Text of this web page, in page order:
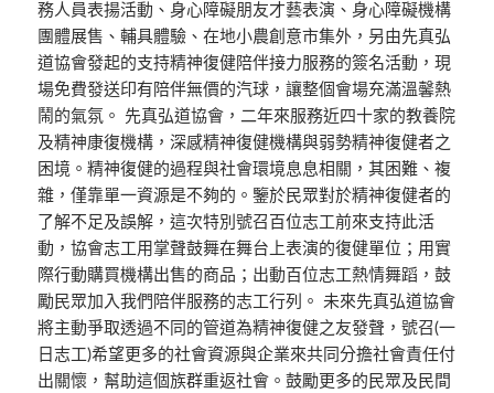
務人員表揚活動、身心障礙朋友才藝表演、身心障礙機構
團體展售、輔具體驗、在地小農創意市集外，另由先真弘
道協會發起的支持精神復健陪伴接力服務的簽名活動，現
場免費發送印有陪伴無價的汽球，讓整個會場充滿溫馨熱
鬧的氣氛。 先真弘道協會，二年來服務近四十家的教養院
及精神康復機構，深感精神復健機構與弱勢精神復健者之
困境。精神復健的過程與社會環境息息相關，其困難、複
雜，僅靠單一資源是不夠的。鑒於民眾對於精神復健者的
了解不足及誤解，這次特別號召百位志工前來支持此活
動，協會志工用掌聲鼓舞在舞台上表演的復健單位；用實
際行動購買機構出售的商品；出動百位志工熱情舞蹈，鼓
勵民眾加入我們陪伴服務的志工行列。 未來先真弘道協會
將主動爭取透過不同的管道為精神復健之友發聲，號召(一
日志工)希望更多的社會資源與企業來共同分擔社會責任付
出關懷，幫助這個族群重返社會。鼓勵更多的民眾及民間